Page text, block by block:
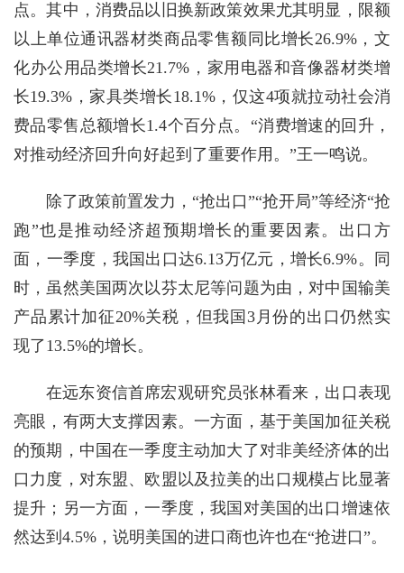
点。其中，消费品以旧换新政策效果尤其明显，限额
以上单位通讯器材类商品零售额同比增长26.9%，文
化办公用品类增长21.7%，家用电器和音像器材类增
长19.3%，家具类增长18.1%，仅这4项就拉动社会消
费品零售总额增长1.4个百分点。“消费增速的回升，
对推动经济回升向好起到了重要作用。”王一鸣说。
除了政策前置发力，“抢出口”“抢开局”等经济“抢
跑”也是推动经济超预期增长的重要因素。出口方
面，一季度，我国出口达6.13万亿元，增长6.9%。同
时，虽然美国两次以芬太尼等问题为由，对中国输美
产品累计加征20%关税，但我国3月份的出口仍然实
现了13.5%的增长。
在远东资信首席宏观研究员张林看来，出口表现
亮眼，有两大支撑因素。一方面，基于美国加征关税
的预期，中国在一季度主动加大了对非美经济体的出
口力度，对东盟、欧盟以及拉美的出口规模占比显著
提升；另一方面，一季度，我国对美国的出口增速依
然达到4.5%，说明美国的进口商也许也在“抢进口”。